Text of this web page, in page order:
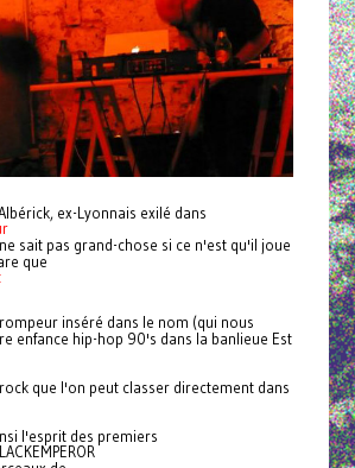
ex-Lyonnais exilé dans
sait pas grand-chose si ce n'est qu'il joue
que
inséré dans le nom (qui nous
enfance hip-hop 90's dans la banlieue Est
que l'on peut classer directement dans
l'esprit des premiers